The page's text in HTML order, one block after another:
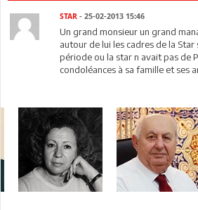
STAR - 25-02-2013 15:46
Un grand monsieur un grand
autour de lui les cadres de la
période ou la star n avait pas de
condoléances à sa famille et ses